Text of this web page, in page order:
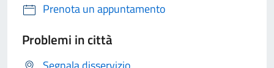
Prenota un appuntamento
Problemi in città